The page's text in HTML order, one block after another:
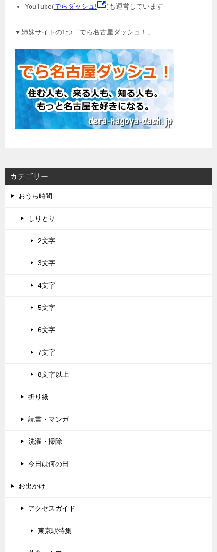
YouTube(でらダッシュ! )も運営しています
▼姉妹サイトの1つ「でら名古屋ダッシュ！」
カテゴリー
おうち時間
しりとり
2文字
3文字
4文字
5文字
6文字
7文字
8文字以上
折り紙
読書・マンガ
洗濯・掃除
今日は何の日
お出かけ
アクセスガイド
東京駅特集